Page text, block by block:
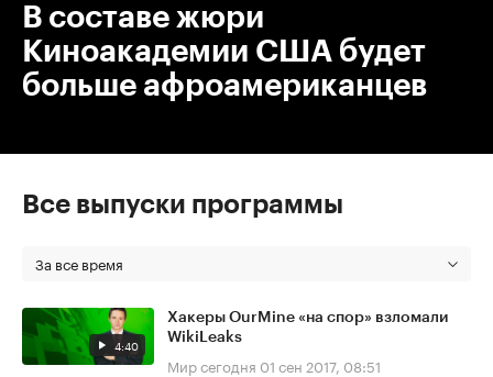
В составе жюри
Киноакадемии США будет
больше афроамериканцев
Все выпуски программы
За все время
4:40
Хакеры OurMine «на спор» взломали
WikiLeaks
Мир сегодня 01 сен 2017, 08:51